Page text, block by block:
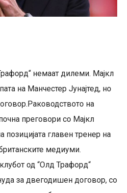
немаат дилеми. Мајкл
на Манчестер Јунајтед, но
на
преговори со Мајкл
главен тренер на
медиуми.
од “Олд Трафорд“
за двегодишен договор, со